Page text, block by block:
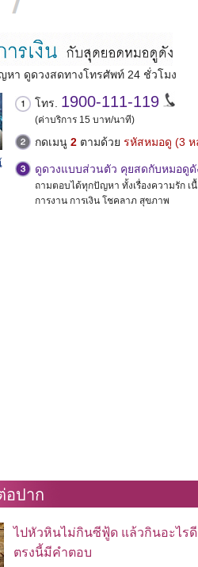
หา ดูดวงสดทางโทรศัพท์ 24 ชั่วโมง
โทร. 1900-111-119
(ค่าบริการ 15 บาท/นาที)
กดเมนู 2 ตามด้วย รหัสหมอดู (3 ห
ดูดวงแบบส่วนตัว คุยสดกับหมอดูดั
ถามตอบได้ทุกปัญหา ทั้งเรื่องความรัก เ
การงาน การเงิน โชคลาภ สุขภาพ
อปาก
ไปหัวหินไม่กินซีฟู้ด แล้วกินอะไรดี
ตรงนี้มีคำตอบ